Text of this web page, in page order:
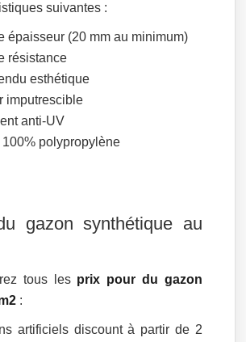
suivantes :
épaisseur (20 mm au minimum)
résistance
esthétique
imputrescible
anti-UV
100% polypropylène
gazon synthétique au
tous les prix pour du gazon
:
artificiels discount à partir de 2